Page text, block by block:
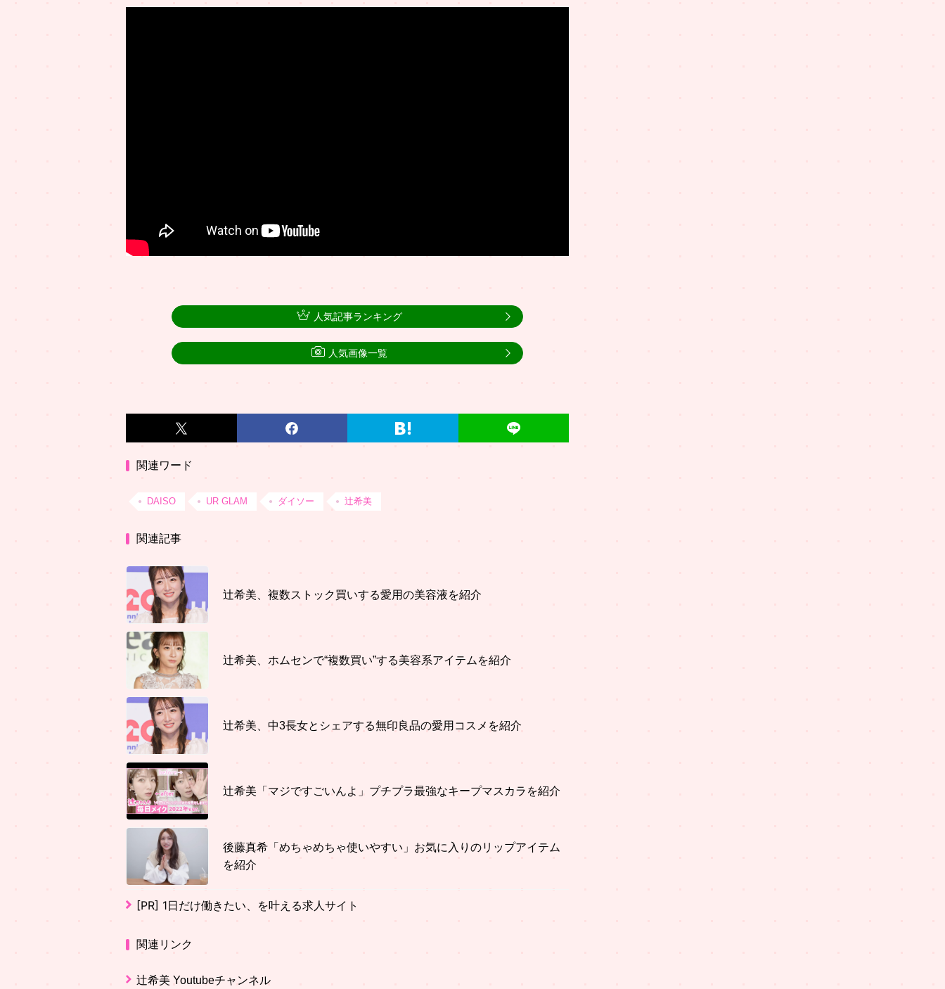
関連ワード
DAISO UR GLAM ダイソー 辻希美
関連記事
辻希美、複数ストック買いする愛用の美容液を紹介
辻希美、ホムセンで“複数買い”する美容系アイテムを紹介
辻希美、中3長女とシェアする無印良品の愛用コスメを紹介
辻希美「マジですごいんよ」プチプラ最強なキープマスカラを紹介
後藤真希「めちゃめちゃ使いやすい」お気に入りのリップアイテム
を紹介
[PR] 1日だけ働きたい、を叶える求人サイト
関連リンク
辻希美 Youtubeチャンネル
人気記事ランキング
人気画像一覧